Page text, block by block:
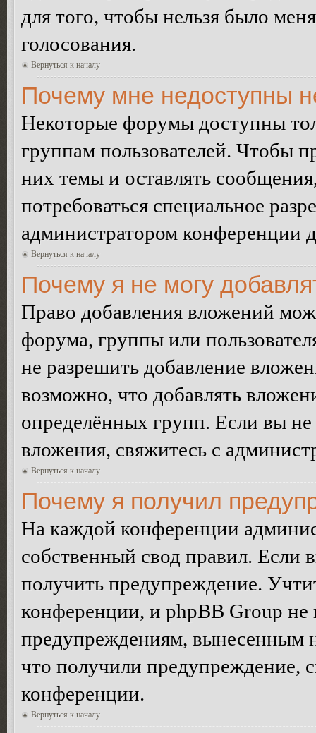
для того, чтобы нельзя было
голосования.
Вернуться к началу
Почему мне недоступны
Некоторые форумы доступны
группам пользователей. Чтобы
них темы и оставлять
потребоваться специальное
администратором конференции
Вернуться к началу
Почему я не могу
Право добавления вложений
форума, группы или
не разрешить добавление
возможно, что добавлять
определённых групп. Если вы не
вложения, свяжитесь с
Вернуться к началу
Почему я получил
На каждой конференции
собственный свод правил.
получить предупреждение.
конференции, и phpBB Group не
предупреждениям, вынесенным
что получили предупреждение,
конференции.
Вернуться к началу